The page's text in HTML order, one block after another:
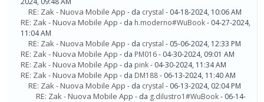
RE: Zak - Nuova Mobile App - da crystal - 04-18-2024, 10:06 AM
RE: Zak - Nuova Mobile App - da h.moderno#WuBook- 04-27-2024,
11:04 AM
RE: Zak - Nuova Mobile App - da crystal - 05-06-2024, 12:33 PM
RE: Zak - Nuova Mobile App - da PM016- 04-30-2024, 09:01 AM
RE: Zak - Nuova Mobile App - da pink- 04-30-2024, 11:34 AM
RE: Zak - Nuova Mobile App - da DM188- 06-13-2024, 11:40 AM
RE: Zak - Nuova Mobile App - da crystal - 06-13-2024, 02:04 PM
RE: Zak - Nuova Mobile App - da g.dilustro1#WuBook- 06-14-